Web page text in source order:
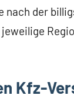
nach der
Kfz-